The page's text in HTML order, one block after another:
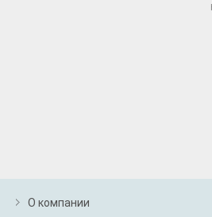
О компании